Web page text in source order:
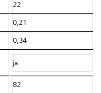
22
0,21
0,34
ja
82